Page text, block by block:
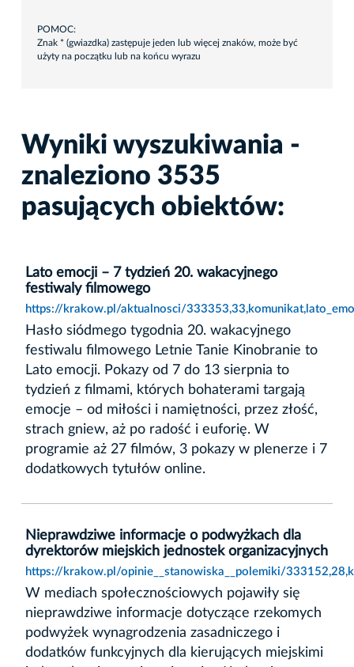
POMOC:
Znak * (gwiazdka) zastępuje jeden lub więcej znaków, może być
użyty na początku lub na końcu wyrazu
Wyniki wyszukiwania -
znaleziono 3535
pasujących obiektów:
Lato emocji – 7 tydzień 20. wakacyjnego
festiwaly filmowego
https://krakow.pl/aktualnosci/
Hasło siódmego tygodnia 20. wakacyjnego
festiwalu filmowego Letnie Tanie Kinobranie to
Lato emocji. Pokazy od 7 do 13 sierpnia to
tydzień z filmami, których bohaterami targają
emocje – od miłości i namiętności, przez złość,
strach gniew, aż po radość i euforię. W
programie aż 27 filmów, 3 pokazy w plenerze i 7
dodatkowych tytułów online.
Nieprawdziwe informacje o podwyżkach dla
dyrektorów miejskich jednostek organizacyjnych
https://krakow.pl/opinie__stanowiska__polemiki/
W mediach społecznościowych pojawiły się
nieprawdziwe informacje dotyczące rzekomych
podwyżek wynagrodzenia zasadniczego i
dodatków funkcyjnych dla kierujących miejskimi